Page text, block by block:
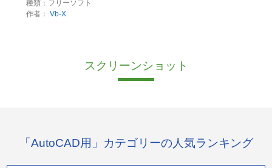
種類：フリーソフト
作者： Vb-X
スクリーンショット
「AutoCAD用」カテゴリーの人気ランキング